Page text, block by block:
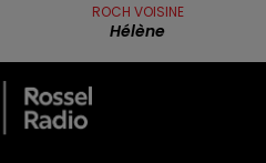
ROCH VOISINE
Hélène